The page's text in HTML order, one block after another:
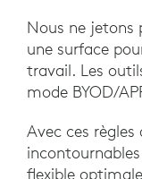
Nous ne jetons
une surface
travail. Les
mode BYOD/
Avec ces règles
flexible